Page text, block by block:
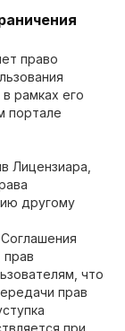
право
рамках его
портале
Лицензиара,
другому
что
прав
при